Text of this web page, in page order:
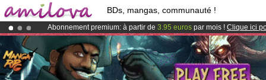
BDs, mangas, communauté !
Abonnement premium: à partir de 3.95 euros par mois ! Clique ici
Déjà 100000membreset 1000BDs & Mangas!
LeKickstarter Amilova est désormais lancé